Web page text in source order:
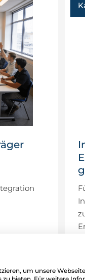
um unsere